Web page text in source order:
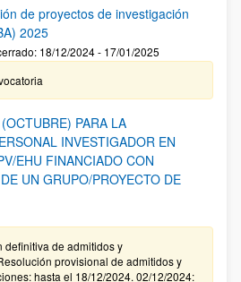
de proyectos de investigación
2025
18/12/2024 - 17/01/2025
PARA LA
INVESTIGADOR EN
EHU FINANCIADO CON
UN GRUPO/PROYECTO DE
definitiva de admitidos y
provisional de admitidos y
hasta el 18/12/2024. 02/12/2024: